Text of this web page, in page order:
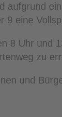
aufgrund
9 eine
8 Uhr und
zu
und